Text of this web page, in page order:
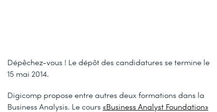
Dépêchez-vous ! Le dépôt des candidatures se termine le
15 mai 2014.
Digicomp propose entre autres deux formations dans la
Business Analysis. Le cours «Business Analyst Foundation»